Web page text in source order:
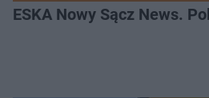
ESKA Nowy Sącz News.